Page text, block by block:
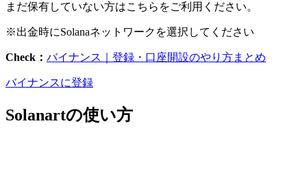
まだ保有していない方はこちらをご利用ください。
※出金時にSolanaネットワークを選択してください
Check： バイナンス｜登録・口座開設のやり方まとめ
バイナンスに登録
Solanartの使い方